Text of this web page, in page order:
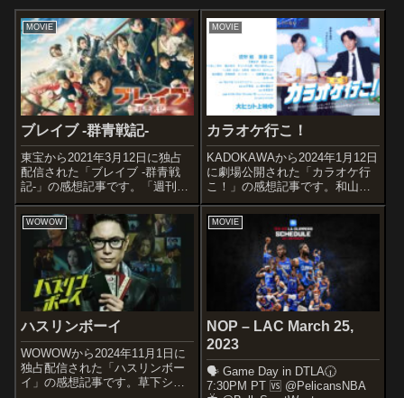
MOVIE
ブレイブ -群青戦記-
東宝から2021年3月12日に独占
配信された「ブレイブ -群青戦
記-」の感想記事です。「週刊ヤ
ングジャンプ」で連載された笠
原真樹の「群青戦記」の実写映
画化作品です。オススメ度あら
すじ＆予告編スポーツ強豪校の
高校生が突如戦国時代に放り込
まれ....
MOVIE
カラオケ行こ！
KADOKAWAから2024年1月12日
に劇場公開された「カラオケ行
こ！」の感想記事です。和山や
まによる同名漫画の実写映像化
作品です。オススメ度あらすじ
＆予告編中学校で合唱部の部長
を務める岡聡実は、ある日突
然、見知らぬヤクザの成田狂児
WOWOW
ハスリンボーイ
WOWOWから2024年11月1日に
独占配信された「ハスリンボー
イ」の感想記事です。草下シン
MOVIE
NOP – LAC March 25,
2023
🗣️ Game Day in DTLA🕡
7:30PM PT 🆚 @PelicansNBA